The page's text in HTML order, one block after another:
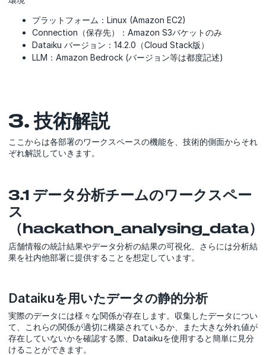
プラットフォーム：Linux (Amazon EC2)
Connection（保存先）：Amazon S3バケットのみ
Dataiku バージョン：14.2.0（Cloud Stack版）
LLM：Amazon Bedrock (バージョン等は都度記述)
3. 技術解説
ここからは各部署のワークスペースの機能を、技術的側面からそれ
ぞれ解説していきます。
3.1 データ分析チームのワークスペー
ス
（hackathon_analysing_data）
店舗情報の統計結果やデータ分析の結果の可視化、さらには分析結
果を社内他部署に提供することを想定しています。
Dataikuを用いたデータの静的分析
実際のデータには様々な関係が存在します。収集したデータについ
て、これらの関係が適切に構築されているか、また大きな外れ値が
存在していないかを確認する際、Dataikuを使用すると簡単に見分
けることができます。